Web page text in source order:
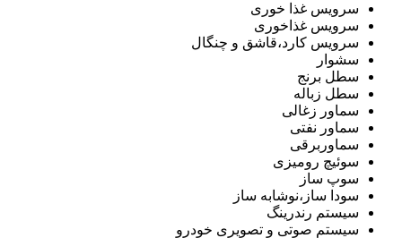
سرویس غذا خوری
سرویس غذاخوری
سرویس کارد،قاشق و چنگال
سشوار
سطل برنج
سطل زباله
سماور زغالی
سماور نفتی
سماوربرقی
سوئیچ رومیزی
سوپ ساز
سودا ساز،نوشابه ساز
سیستم رندرینگ
سیستم صوتی و تصویری خودرو